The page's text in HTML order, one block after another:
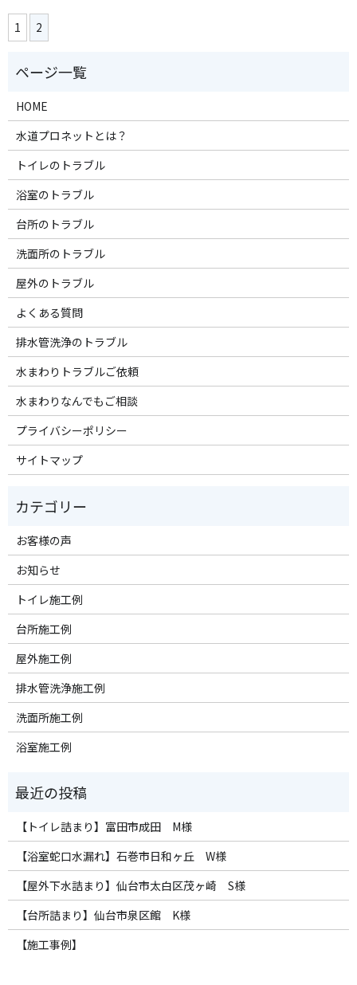
1 2
HOME
水道プロネットとは？
トイレのトラブル
浴室のトラブル
台所のトラブル
洗面所のトラブル
屋外のトラブル
よくある質問
排水管洗浄のトラブル
水まわりトラブルご依頼
水まわりなんでもご相談
プライバシーポリシー
サイトマップ
お客様の声
お知らせ
トイレ施工例
台所施工例
屋外施工例
排水管洗浄施工例
洗面所施工例
浴室施工例
【トイレ詰まり】富田市成田 M様
【浴室蛇口水漏れ】石巻市日和ヶ丘 W様
【屋外下水詰まり】仙台市太白区茂ヶ崎 S様
【台所詰まり】仙台市泉区館 K様
【施工事例】